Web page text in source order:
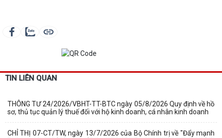
TIN LIÊN QUAN
THÔNG TƯ 24/2026/VBHT-TT-BTC ngày 05/8/2026 Quy định về hồ
sơ, thủ tục quản lý thuế đối với hộ kinh doanh, cá nhân kinh doanh
CHỈ THỊ 07-CT/TW, ngày 13/7/2026 của Bộ Chính trị về "Đẩy mạnh